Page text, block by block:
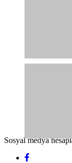
Sosyal medya